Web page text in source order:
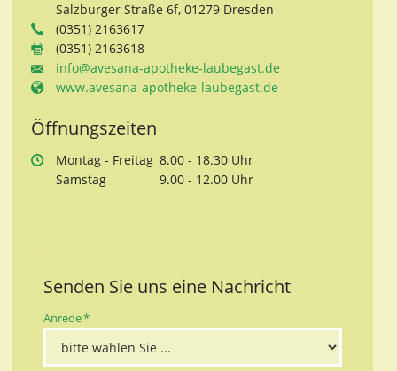
Salzburger Straße 6f, 01279 Dresden
(0351) 2163617
(0351) 2163618
info@avesana-apotheke-laubegast.de
www.avesana-apotheke-laubegast.de
Öffnungszeiten
Montag - Freitag 8.00 - 18.30 Uhr
Samstag 9.00 - 12.00 Uhr
Senden Sie uns eine Nachricht
Pflichtfeld
Anrede*